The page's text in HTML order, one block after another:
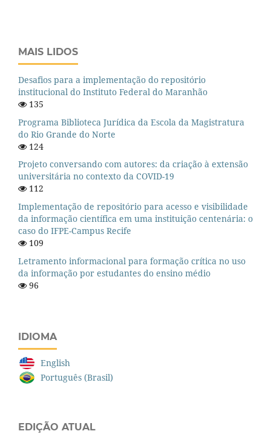
MAIS LIDOS
Desafios para a implementação do repositório
institucional do Instituto Federal do Maranhão
135
Programa Biblioteca Jurídica da Escola da Magistratura
do Rio Grande do Norte
124
Projeto conversando com autores: da criação à extensão
universitária no contexto da COVID-19
112
Implementação de repositório para acesso e visibilidade
da informação científica em uma instituição centenária: o
caso do IFPE-Campus Recife
109
Letramento informacional para formação crítica no uso
da informação por estudantes do ensino médio
96
IDIOMA
English
Português (Brasil)
EDIÇÃO ATUAL